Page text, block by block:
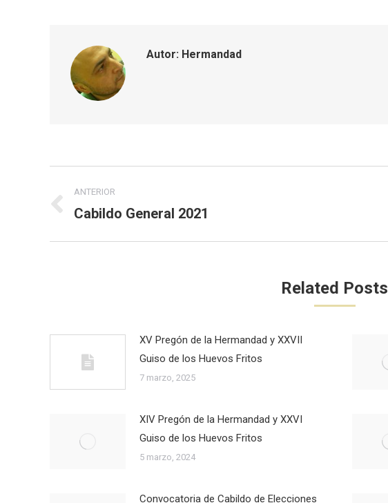
Autor: Hermandad
entre
publicaciones
ANTERIOR
Publicación
Cabildo General 2021
Related Posts
XV Pregón de la Hermandad y XXVII
Guiso de los Huevos Fritos
7 marzo, 2025
XIV Pregón de la Hermandad y XXVI
Guiso de los Huevos Fritos
5 marzo, 2024
Convocatoria de Cabildo de Elecciones